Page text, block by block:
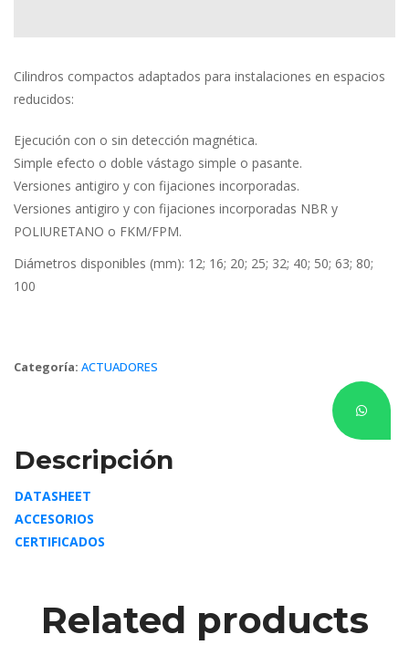
Cilindros compactos adaptados para instalaciones en espacios
reducidos:
Ejecución con o sin detección magnética.
Simple efecto o doble vástago simple o pasante.
Versiones antigiro y con fijaciones incorporadas.
Versiones antigiro y con fijaciones incorporadas NBR y
POLIURETANO o FKM/FPM.
Diámetros disponibles (mm): 12; 16; 20; 25; 32; 40; 50; 63; 80;
100
Categoría: ACTUADORES
Descripción
DATASHEET
ACCESORIOS
CERTIFICADOS
Related product